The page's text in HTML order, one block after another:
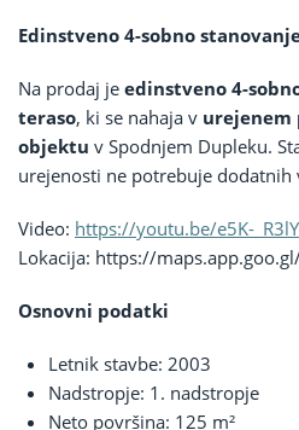
Edinstveno 4-sobno
Na prodaj je edinstveno 4-
teraso, ki se nahaja v urejenem
objektu v Spodnjem Dupleku.
urejenosti ne potrebuje dodatnih
Video: https://youtu.be/e5K-
Lokacija: https://
Osnovni podatki
Letnik stavbe: 2003
Nadstropje: 1. nadstropje
Neto površina: 125 m²